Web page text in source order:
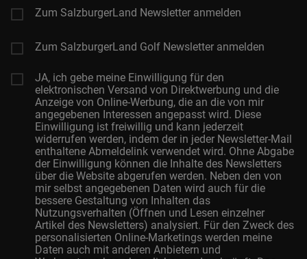
Zum SalzburgerLand Newsletter anmelden
Zum SalzburgerLand Golf Newsletter anmelden
JA, ich gebe meine Einwilligung für den
elektronischen Versand von Direktwerbung und die
Anzeige von Online-Werbung, die an die von mir
angegebenen Interessen angepasst wird. Diese
Einwilligung ist freiwillig und kann jederzeit
widerrufen werden, indem der in jeder Newsletter-Mail
enthaltene Abmeldelink verwendet wird. Ohne Abgabe
der Einwilligung können die Inhalte des Newsletters
über die Website abgerufen werden. Neben den von
mir selbst angegebenen Daten wird auch für die
bessere Gestaltung von Inhalten das
Nutzungsverhalten (Öffnen und Lesen einzelner
Artikel des Newsletters) analysiert. Für den Zweck des
personalisierten Online-Marketings werden meine
Daten auch mit anderen Anbietern und